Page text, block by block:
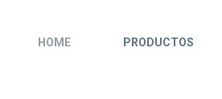
HOME PRODUCTOS